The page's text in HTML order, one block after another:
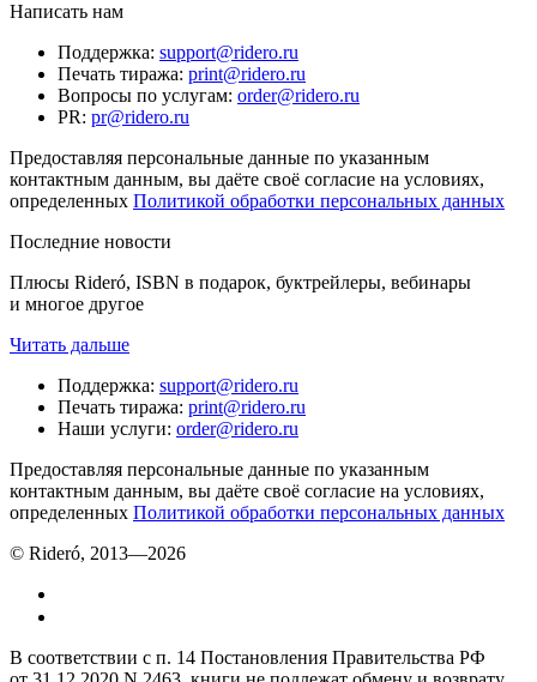
Написать нам
Поддержка: support@ridero.ru
Печать тиража: print@ridero.ru
Вопросы по услугам: order@ridero.ru
PR: pr@ridero.ru
Предоставляя персональные данные по указанным
контактным данным, вы даёте своё согласие на условиях,
определенных Политикой обработки персональных данных
Последние новости
Плюсы Rideró, ISBN в подарок, буктрейлеры, вебинары
и многое другое
Читать дальше
Поддержка: support@ridero.ru
Печать тиража: print@ridero.ru
Наши услуги: order@ridero.ru
Предоставляя персональные данные по указанным
контактным данным, вы даёте своё согласие на условиях,
определенных Политикой обработки персональных данных
© Rideró, 2013—2026
В соответствии с п. 14 Постановления Правительства РФ